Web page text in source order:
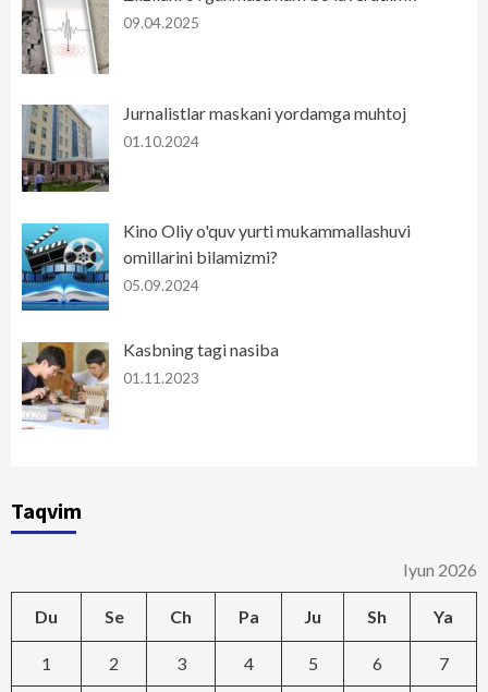
09.04.2025
Jurnalistlar maskani yordamga muhtoj
01.10.2024
Kino Oliy o'quv yurti mukammallashuvi
omillarini bilamizmi?
05.09.2024
Kasbning tagi nasiba
01.11.2023
Taqvim
Iyun 2026
Du Se Ch Pa Ju Sh Ya
1 2 3 4 5 6 7